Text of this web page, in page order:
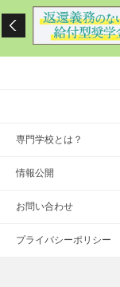
専門学校とは？
情報公開
お問い合わせ
プライバシーポリシー